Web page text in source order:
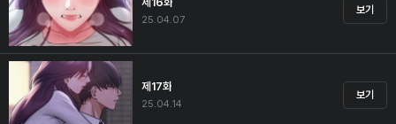
25.04.07
보기
제17화
25.04.14
보기